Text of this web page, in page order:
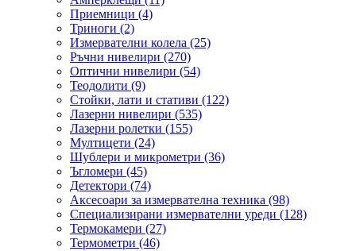
Приемници (4)
Триноги (2)
Измервателни колела (25)
Ръчни нивелири (270)
Оптични нивелири (54)
Теодолити (9)
Стойки, лати и стативи (122)
Лазерни нивелири (535)
Лазерни ролетки (155)
Мултицети (24)
Шублери и микрометри (36)
Ъгломери (45)
Детектори (74)
Аксесоари за измервателна техника (98)
Специализирани измервателни уреди (128)
Термокамери (27)
Термометри (46)